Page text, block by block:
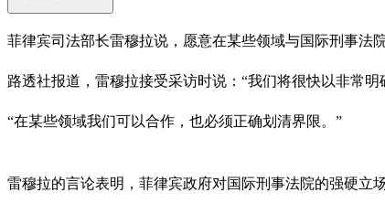
菲律宾司法部长雷穆拉说，愿意在某些领域与国际刑事法
路透社报道，雷穆拉接受采访时说：“我们将很快以非常
“在某些领域我们可以合作，也必须正确划清界限。”
雷穆拉的言论表明，菲律宾政府对国际刑事法院的强硬立